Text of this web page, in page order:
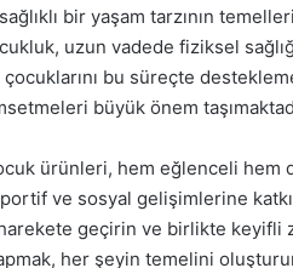
bir yaşam tarzının
uzun vadede fiziksel
bu süreçte
büyük önem
ürünleri, hem eğlenceli hem
ve sosyal gelişimlerine
harekete geçirin ve birlikte keyifli
her şeyin temelini